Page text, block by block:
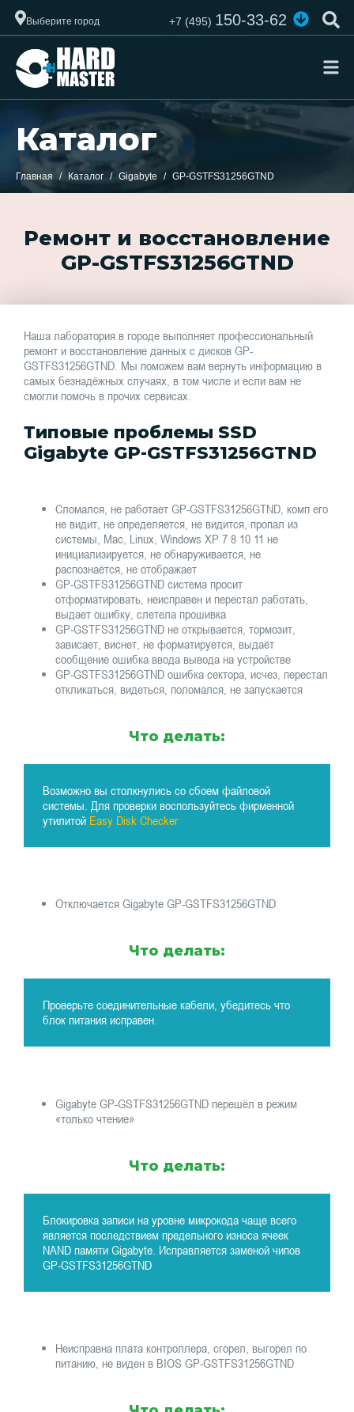
Выберите город +7 (495)150-33-62
Каталог
Главная Каталог Gigabyte GP-GSTFS31256GTND
Ремонт и восстановление
GP-GSTFS31256GTND
Наша лаборатория в городе выполняет профессиональный
ремонт и восстановление данных с дисков GP-
GSTFS31256GTND. Мы поможем вам вернуть информацию в
самых безнадёжных случаях, в том числе и если вам не
смогли помочь в прочих сервисах.
Типовые проблемы SSD
Gigabyte GP-GSTFS31256GTND
Сломался, не работает GP-GSTFS31256GTND, комп его
не видит, не определяется, не видится, пропал из
системы, Mac, Linux, Windows XP 7 8 10 11 не
инициализируется, не обнаруживается, не
распознаётся, не отображает
GP-GSTFS31256GTND система просит
отформатировать, неисправен и перестал работать,
выдает ошибку, слетела прошивка
GP-GSTFS31256GTND не открывается, тормозит,
зависает, виснет, не форматируется, выдаёт
сообщение ошибка ввода вывода на устройстве
GP-GSTFS31256GTND ошибка сектора, исчез, перестал
откликаться, видеться, поломался, не запускается
Что делать:
Возможно вы столкнулись со сбоем файловой
системы. Для проверки воспользуйтесь фирменной
утилитой Easy Disk Checker
Отключается Gigabyte GP-GSTFS31256GTND
Что делать:
Проверьте соединительные кабели, убедитесь что
блок питания исправен.
Gigabyte GP-GSTFS31256GTND перешёл в режим
«только чтение»
Что делать:
Блокировка записи на уровне микрокода чаще всего
является последствием предельного износа ячеек
NAND памяти Gigabyte. Исправляется заменой чипов
GP-GSTFS31256GTND
Неисправна плата контроллера, сгорел, выгорел по
питанию, не виден в BIOS GP-GSTFS31256GTND